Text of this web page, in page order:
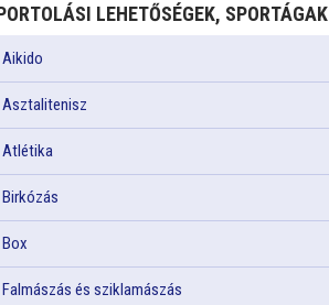
LEHETŐSÉGEK, SPORTÁGAK
Aikido
Asztalitenisz
Atlétika
Birkózás
Box
Falmászás és sziklamászás